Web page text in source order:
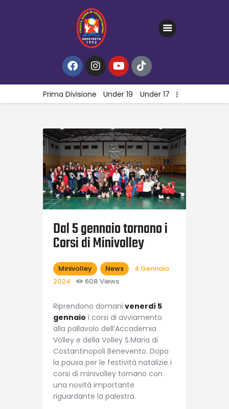
Prima Divisione Under 19 Under 17
Home
News
Dal 5 gennaio tornano i
Corsi di Minivolley
Minivolley News
4 Gennaio
2024
608 Views
Riprendono domani venerdì 5
gennaio i corsi di avviamento
alla pallavolo dell’Accademia
Volley e della Volley S.Maria di
Costantinopoli Benevento. Dopo
la pausa per le festività natalizie i
corsi di minivolley tornano con
una novità importante
riguardante la palestra.